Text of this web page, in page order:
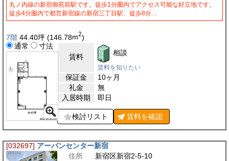
丸ノ内線の新宿御苑前駅です。徒歩1分圏内でアクセス可能な好立地です。
徒歩4分圏内で都営新宿線の新宿三丁目駅、徒歩8分…
7階 44.40坪 (146.78m2)
通常
寸法
賃料
相談
賃料を知りたい
保証金
10ヶ月
礼金
無
入居時期
即日
検討リスト 賃料を確認
[032697] アーバンセンター新宿
住所
新宿区新宿2-5-10